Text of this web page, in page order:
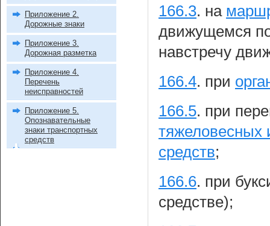
166.3. на
движущемся
навстречу
166.4. при
166.5. при
тяжеловесных
средств;
166.6. при
средстве);
Приложение 2.
Дорожные знаки
Приложение 3.
Дорожная разметка
Приложение 4.
Перечень
неисправностей
Приложение 5.
Опознавательные
знаки транспортных
средств